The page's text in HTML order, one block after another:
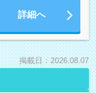
詳細へ
掲載日：2026.08.07